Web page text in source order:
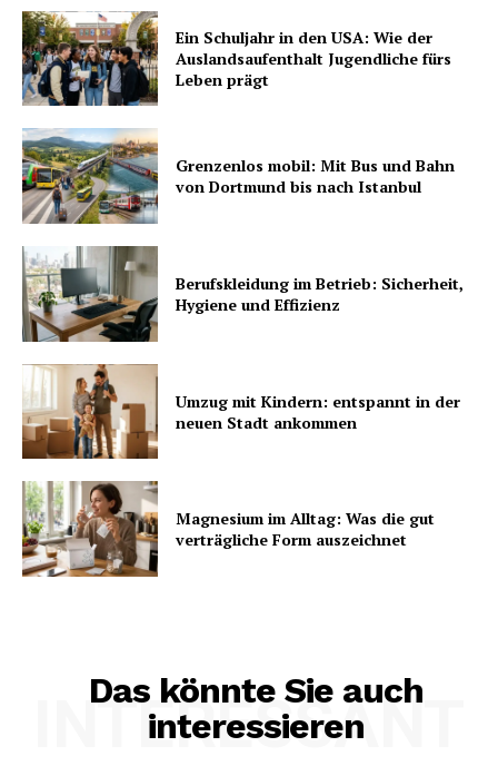
Ein Schuljahr in den USA: Wie der
Auslandsaufenthalt Jugendliche fürs
Leben prägt
Grenzenlos mobil: Mit Bus und Bahn
von Dortmund bis nach Istanbul
Berufskleidung im Betrieb: Sicherheit,
Hygiene und Effizienz
Umzug mit Kindern: entspannt in der
neuen Stadt ankommen
Magnesium im Alltag: Was die gut
verträgliche Form auszeichnet
Das könnte Sie auch
interessieren
INTERESSANT